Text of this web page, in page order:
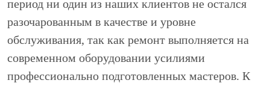
период ни один из наших клиентов не остался
разочарованным в качестве и уровне
обслуживания, так как ремонт выполняется на
современном оборудовании усилиями
профессионально подготовленных мастеров. К